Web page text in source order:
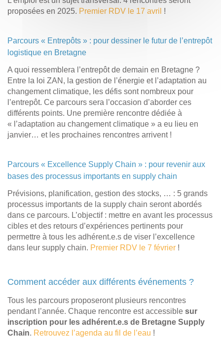
proposées en 2025. Premier RDV le 17 avril !
Parcours « Entrepôts » : pour dessiner le futur de l’entrepôt
logistique en Bretagne
A quoi ressemblera l’entrepôt de demain en Bretagne ?
Entre la loi ZAN, la gestion de l’énergie et l’adaptation au
changement climatique, les défis sont nombreux pour
l’entrepôt. Ce parcours sera l’occasion d’aborder ces
différents points. Une première rencontre dédiée à
« l’adaptation au changement climatique » a eu lieu en
janvier… et les prochaines rencontres arrivent !
Parcours « Excellence Supply Chain » : pour revenir aux
bases des processus importants en supply chain
Prévisions, planification, gestion des stocks, … : 5 grands
processus importants de la supply chain seront abordés
dans ce parcours. L’objectif : mettre en avant les processus
cibles et des retours d’expériences pertinents pour
permettre à tous les adhérent.e.s de viser l’excellence
dans leur supply chain. Premier RDV le 7 février !
Comment accéder aux différents événements ?
Tous les parcours proposeront plusieurs rencontres
pendant l’année. Chaque rencontre est accessible sur
inscription pour les adhérent.e.s de Bretagne Supply
Chain. Retrouvez l’agenda au fil de l’eau !